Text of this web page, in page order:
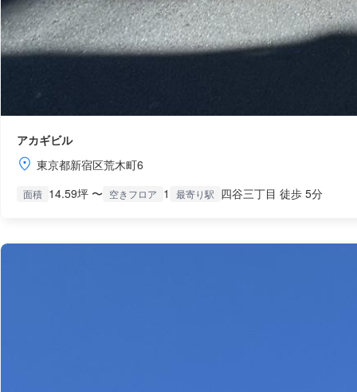
アカギビル
東京都新宿区荒木町6
面積 14.59坪 〜 空きフロア 1 最寄り駅 四谷三丁目 徒歩 5分